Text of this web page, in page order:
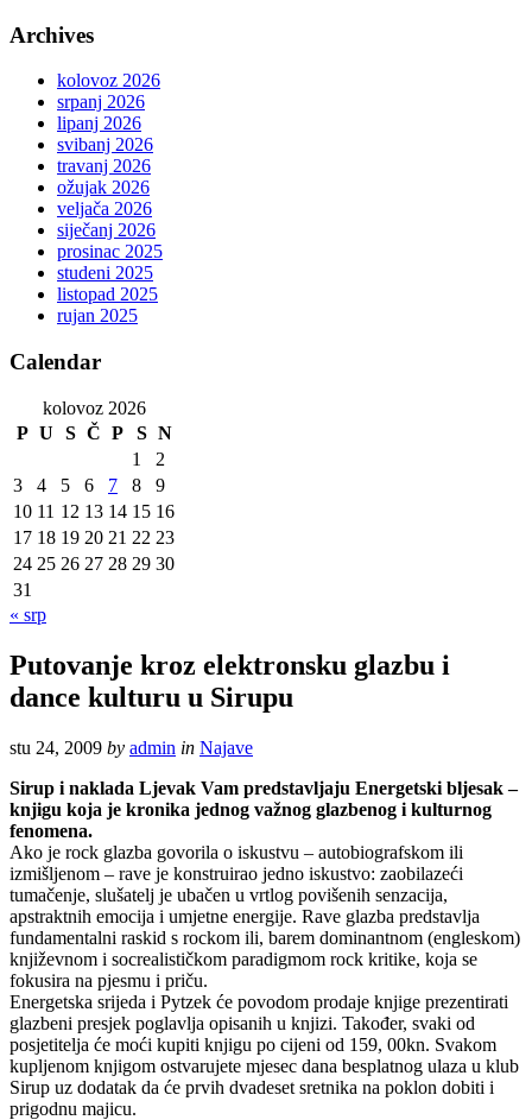
Archives
kolovoz 2026
srpanj 2026
lipanj 2026
svibanj 2026
travanj 2026
ožujak 2026
veljača 2026
siječanj 2026
prosinac 2025
studeni 2025
listopad 2025
rujan 2025
Calendar
kolovoz 2026
P U S Č P S N
1
2
3
4 5 6 7 8
9
10 11 12 13 14 15 16
17 18 19 20 21 22 23
24 25 26 27 28 29 30
31
« srp
Putovanje kroz elektronsku glazbu i
dance kulturu u Sirupu
stu 24, 2009 by admin in Najave
Sirup i naklada Ljevak Vam predstavljaju Energetski bljesak –
knjigu koja je kronika jednog važnog glazbenog i kulturnog
fenomena.
Ako je rock glazba govorila o iskustvu – autobiografskom ili
izmišljenom – rave je konstruirao jedno iskustvo: zaobilazeći
tumačenje, slušatelj je ubačen u vrtlog povišenih senzacija,
apstraktnih emocija i umjetne energije. Rave glazba predstavlja
fundamentalni raskid s rockom ili, barem dominantnom (engleskom)
književnom i socrealističkom paradigmom rock kritike, koja se
fokusira na pjesmu i priču.
Energetska srijeda i Pytzek će povodom prodaje knjige prezentirati
glazbeni presjek poglavlja opisanih u knjizi. Također, svaki od
posjetitelja će moći kupiti knjigu po cijeni od 159, 00kn. Svakom
kupljenom knjigom ostvarujete mjesec dana besplatnog ulaza u klub
Sirup uz dodatak da će prvih dvadeset sretnika na poklon dobiti i
prigodnu majicu.